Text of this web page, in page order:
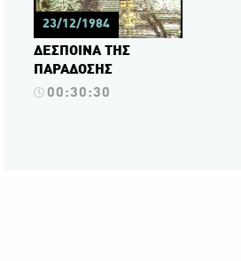
23/12/1984
ΔΕΣΠΟΙΝΑ ΤΗΣ
ΠΑΡΑΔΟΣΗΣ
00:30:30